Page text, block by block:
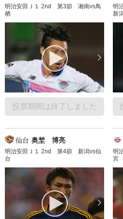
明治安田Ｊ１ 2nd 第3節 湘南vs鳥
栖
投票期間は終了しました
明
新
仙台 奥埜 博亮
明治安田Ｊ１ 2nd 第4節 新潟vs仙
台
明
宮